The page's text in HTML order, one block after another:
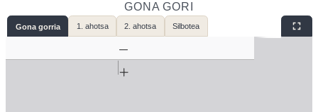
GONA GORI
Gona gorria 1. ahotsa 2. ahotsa Silbotea